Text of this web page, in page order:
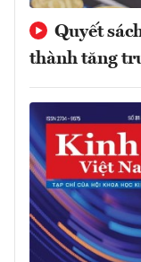
Quyết
thành tăng